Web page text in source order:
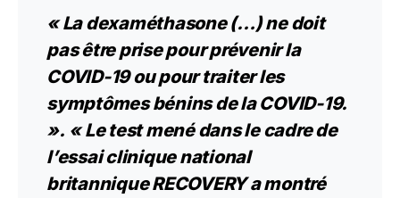
« La dexaméthasone (…) ne doit
pas être prise pour prévenir la
COVID-19 ou pour traiter les
symptômes bénins de la COVID-19.
». « Le test mené dans le cadre de
l’essai clinique national
britannique RECOVERY a montré